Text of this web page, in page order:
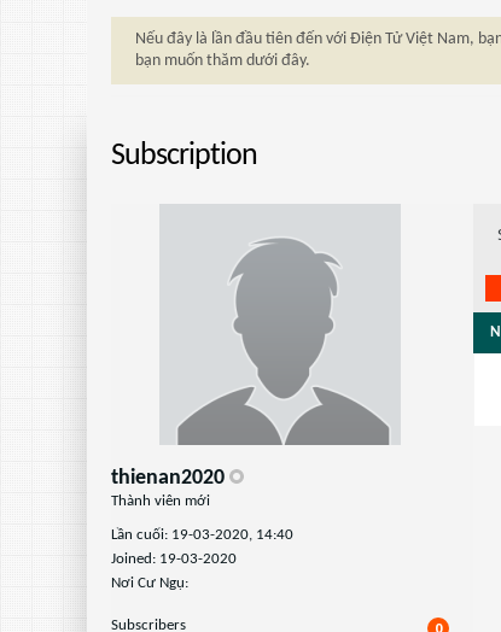
Nếu đây là lần đầu tiên đến với Điện Tử Việt Nam,
bạn muốn thăm dưới đây.
Subscription
thienan2020
Thành viên mới
Lần cuối: 19-03-2020, 14:40
Joined: 19-03-2020
Nơi Cư Ngụ:
Subscribers 0